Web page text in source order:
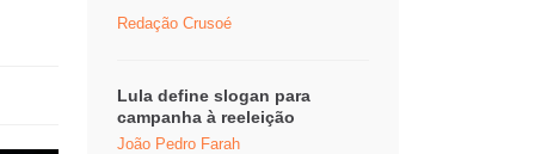
Redação Crusoé
Lula define slogan para
campanha à reeleição
João Pedro Farah